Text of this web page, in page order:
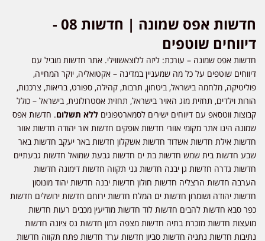
חדשות אפס שמונה | חדשות 08 -
דיווחים שוטפים
חדשות אפס שמונה – עורכת: ליזה ללוצאשווילי. אתר חדשות מוביל עם
דיווחים שוטפים על כל מה שמעניין במדינה – אקטואליה, יוקר המחייה,
פוליטיקה, מלחמה בישראל, ביטחון, תרבות, קהילה, ספורט, בריאות, צרכנות,
הורות וילדים, תחזית מזג האויר בישראל, תחזית אסטרולוגית, בישראל – כולל
קבוצות ווטסאפ עם דיווחים ישירים לסמארטפונים ללא תשלום. חדשות אפס
שמונה הינו אתר מקומי אזורי חדשות אופקים חדשות אור יהודה חדשות אזור
חדשות אילת חדשות אשדוד חדשות אשקלון חדשות באר יעקב חדשות באר
שבע חדשות בית שמש חדשות בת ים חדשות גבעת שמואל חדשות גבעתיים
חדשות גדרה חדשות גן יבנה חדשות גני תקווה חדשות דימונה חדשות
הערבה חדשות הרצליה חדשות חולון חדשות יבנה חדשות יהוד מונוסון
חדשות יהודה ושומרון חדשות ים המלח חדשות ירוחם חדשות ירושלים חדשות
כפר סבא חדשות להבים חדשות לוד חדשות מודיעין מכבים רעות חדשות
מועצות חדשות מזכרת בתיה חדשות מצפה רמון חדשות נס ציונה חדשות
נתיבות חדשות נתניה חדשות סביון חדשות ערד חדשות פתח תקווה חדשות